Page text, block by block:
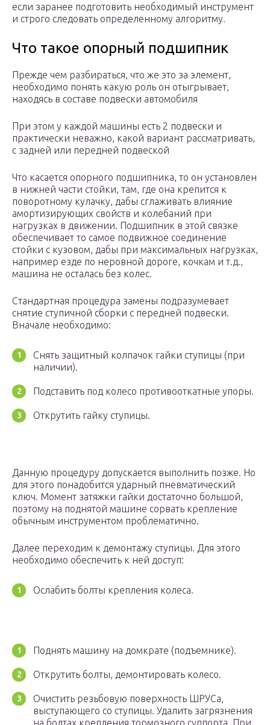
если заранее подготовить необходимый инструмент
и строго следовать определенному алгоритму.
Что такое опорный подшипник
Прежде чем разбираться, что же это за элемент,
необходимо понять какую роль он отыгрывает,
находясь в составе подвески автомобиля
При этом у каждой машины есть 2 подвески и
практически неважно, какой вариант рассматривать,
с задней или передней подвеской
Что касается опорного подшипника, то он установлен
в нижней части стойки, там, где она крепится к
поворотному кулачку, дабы сглаживать влияние
амортизирующих свойств и колебаний при
нагрузках в движении. Подшипник в этой связке
обеспечивает то самое подвижное соединение
стойки с кузовом, дабы при максимальных нагрузках,
например езде по неровной дороге, кочкам и т.д.,
машина не осталась без колес.
Стандартная процедура замены подразумевает
снятие ступичной сборки с передней подвески.
Вначале необходимо:
Снять защитный колпачок гайки ступицы (при
наличии).
Подставить под колесо противооткатные упоры.
Открутить гайку ступицы.
Данную процедуру допускается выполнить позже. Но
для этого понадобится ударный пневматический
ключ. Момент затяжки гайки достаточно большой,
поэтому на поднятой машине сорвать крепление
обычным инструментом проблематично.
Далее переходим к демонтажу ступицы. Для этого
необходимо обеспечить к ней доступ:
Ослабить болты крепления колеса.
Поднять машину на домкрате (подъемнике).
Открутить болты, демонтировать колесо.
Очистить резьбовую поверхность ШРУСа,
выступающего со ступицы. Удалить загрязнения
на болтах крепления тормозного суппорта. При